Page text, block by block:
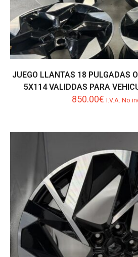
JUEGO LLANTAS 18 PULGADAS
5X114 VALIDDAS PARA
850.00€ I.V.A. No